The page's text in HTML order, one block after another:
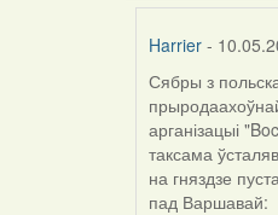
Harrier-
In
reply
to
by
Harrier
Сябры з
арганізацыі
таксама
на гняздзе
пад Варшавай: